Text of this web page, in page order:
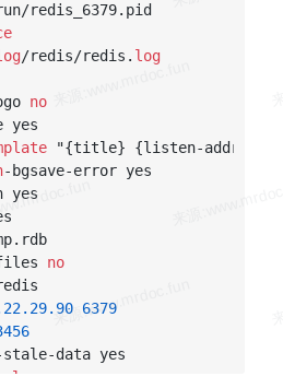
redis_6379.pid
/redis/redis. log
no
yes
"{title} {listen-addr}
-bgsave-error yes
yes
no
.29.90 6379
only